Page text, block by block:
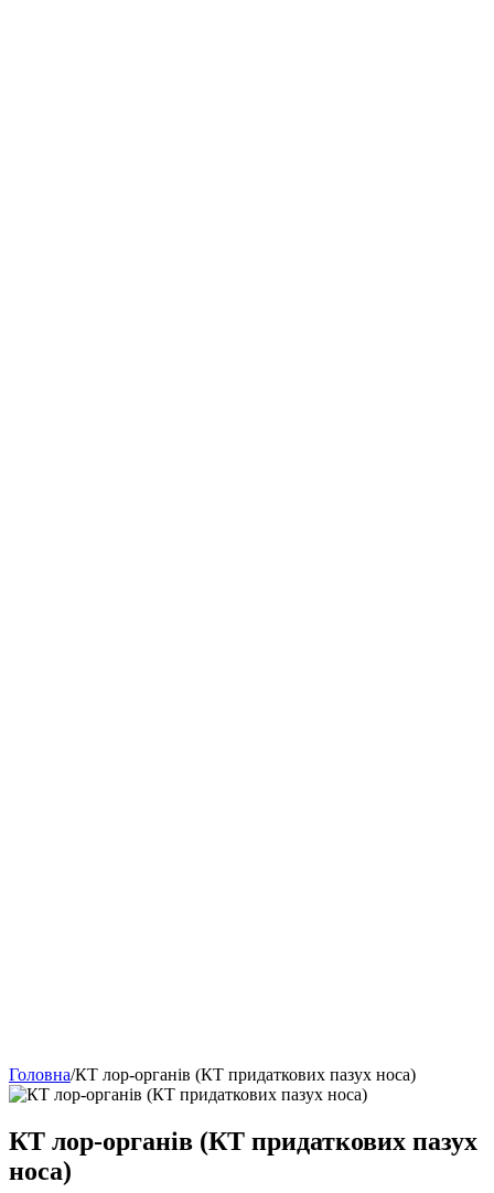
Головна/КТ лор-органів (КТ придаткових пазух носа)
КТ лор-органів (КТ придаткових пазух
носа)